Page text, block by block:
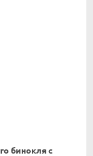
бинокля с